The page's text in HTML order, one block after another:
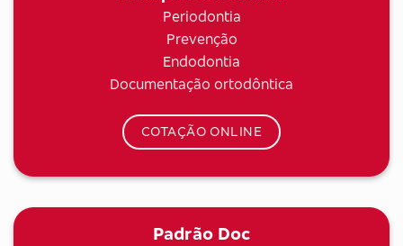
Periodontia
Prevenção
Endodontia
Documentação ortodôntica
COTAÇÃO ONLINE
Padrão Doc